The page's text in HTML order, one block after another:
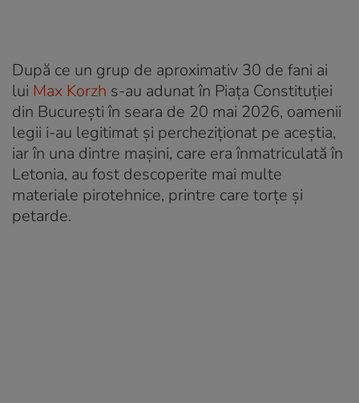
După ce un grup de aproximativ 30 de fani ai
lui Max Korzh s-au adunat în Piața Constituției
din București în seara de 20 mai 2026, oamenii
legii i-au legitimat și percheziționat pe aceștia,
iar în una dintre mașini, care era înmatriculată în
Letonia, au fost descoperite mai multe
materiale pirotehnice, printre care torțe și
petarde.